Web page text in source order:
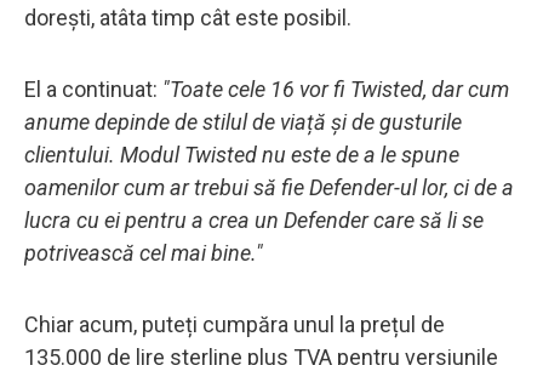
dorești, atâta timp cât este posibil.
El a continuat: "Toate cele 16 vor fi Twisted, dar cum
anume depinde de stilul de viață și de gusturile
clientului. Modul Twisted nu este de a le spune
oamenilor cum ar trebui să fie Defender-ul lor, ci de a
lucra cu ei pentru a crea un Defender care să li se
potrivească cel mai bine."
Chiar acum, puteți cumpăra unul la prețul de
135.000 de lire sterline plus TVA pentru versiunile